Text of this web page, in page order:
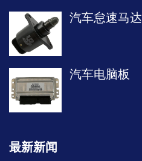
汽车怠速马达
汽车电脑板
最新新闻